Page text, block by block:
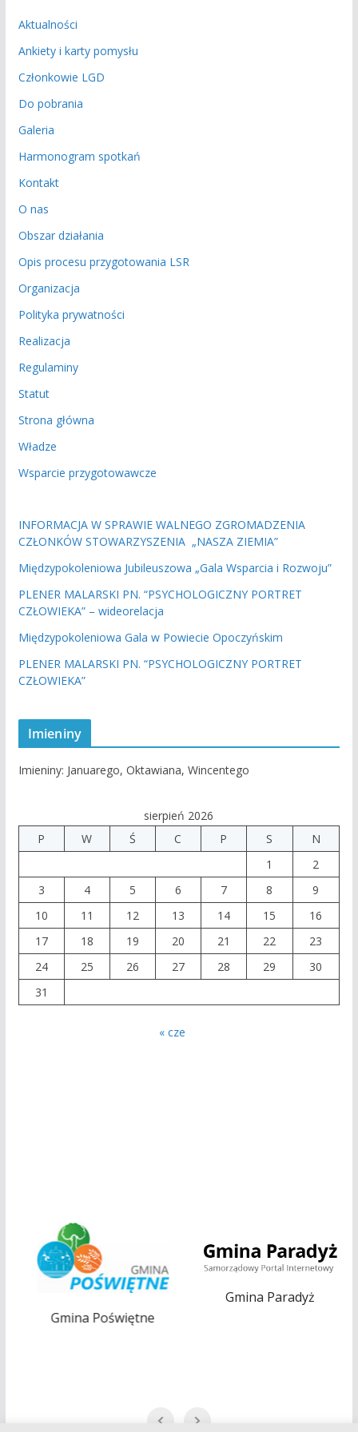
Aktualności
Ankiety i karty pomysłu
Członkowie LGD
Do pobrania
Galeria
Harmonogram spotkań
Kontakt
O nas
Obszar działania
Opis procesu przygotowania LSR
Organizacja
Polityka prywatności
Realizacja
Regulaminy
Statut
Strona główna
Władze
Wsparcie przygotowawcze
INFORMACJA W SPRAWIE WALNEGO ZGROMADZENIA
CZŁONKÓW STOWARZYSZENIA „NASZA ZIEMIA”
Międzypokoleniowa Jubileuszowa „Gala Wsparcia i Rozwoju”
PLENER MALARSKI PN. “PSYCHOLOGICZNY PORTRET
CZŁOWIEKA” – wideorelacja
Międzypokoleniowa Gala w Powiecie Opoczyńskim
PLENER MALARSKI PN. “PSYCHOLOGICZNY PORTRET
CZŁOWIEKA”
Imieniny
Imieniny: Januarego, Oktawiana, Wincentego
sierpień 2026
P
W Ś C P S
N
1
2
3
4 5 6 7 8
9
10
11 12 13 14 15
16
17
18 19 20 21 22
23
24
25 26 27 28 29
30
31
« cze
Gmina Poświętne
Gmina Paradyż